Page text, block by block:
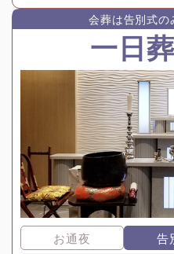
会葬は告別式の
一日
お通夜 告